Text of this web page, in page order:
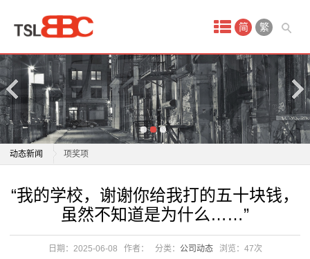
简 繁
动态新闻
学校在全国大学生创新创业实践联盟学术年会上获得多
项奖项
吉林：将全省冰雪运动特色学校数量扩大到800所
贵阳市环西小学贵安学校项目启动
北京学校：协同创新共筑育人新生态
项奖项
重庆青少年素质学校在哪里
吉林：将全省冰雪运动特色学校数量扩大到800所
“我的学校，谢谢你给我打的五十块钱，
虽然不知道是为什么……”
日期：2025-06-08 作者： 分类： 公司动态 浏览： 47次
产
品
中